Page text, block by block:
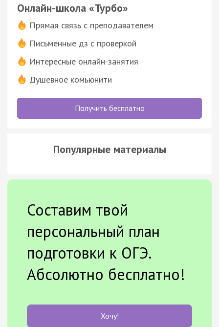
Онлайн-школа «Турбо»
Прямая связь с преподавателем
Письменные дз с проверкой
Интересные онлайн-занятия
Душевное комьюнити
Получить бесплатно
Популярные материалы
Составим твой
персональный план
подготовки к ОГЭ.
Абсолютно бесплатно!
Хочу!